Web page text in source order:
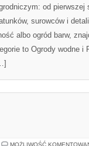
od
surowców i
albo ogród barw,
to Ogrody wodne i
MOŻLIWOŚĆ